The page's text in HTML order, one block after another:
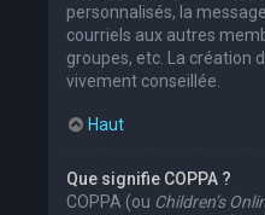
personnalisés, la
courriels aux autres
groupes, etc. La création
vivement conseillée.
Haut
Que signifie COPPA ?
COPPA (ou Children’s